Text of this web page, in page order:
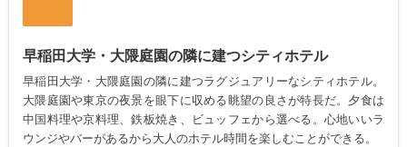
早稲田大学・大隈庭園の隣に建つシティホテル
早稲田大学・大隈庭園の隣に建つラグジュアリーなシティホテル。
大隈庭園や東京の夜景を眼下に収める眺望の良さが特長だ。夕食は
中国料理や京料理、鉄板焼き、ビュッフェから選べる。心地いいラ
ウンジやバーがあるから大人のホテル時間を楽しむことができる。